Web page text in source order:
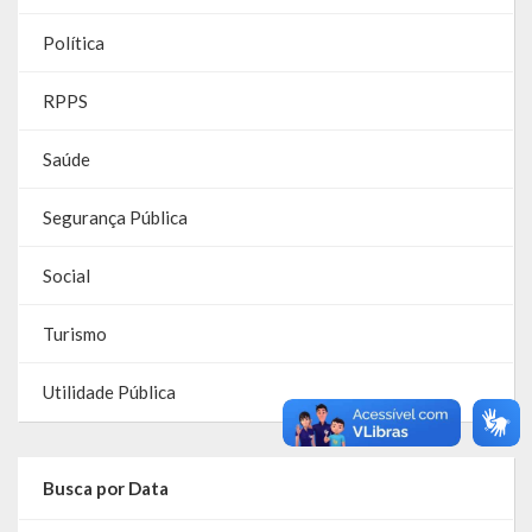
Parcerias – LEI 13.019/2014
RGF
RPPS
Política
RPPS
Saúde
Segurança Pública
Social
Turismo
Utilidade Pública
Busca por Data